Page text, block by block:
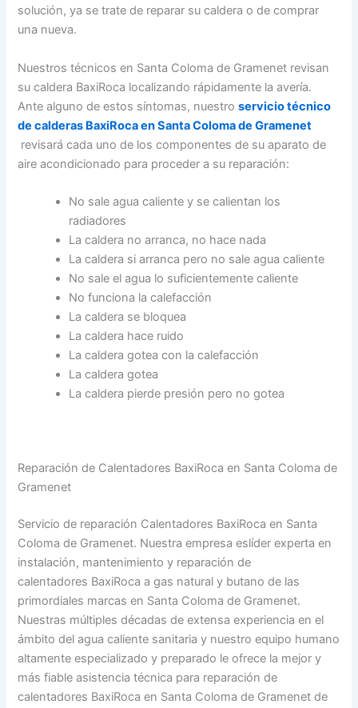
solución, ya se trate de reparar su caldera o de comprar
una nueva.
Nuestros técnicos en Santa Coloma de Gramenet revisan
su caldera BaxiRoca localizando rápidamente la avería.
Ante alguno de estos síntomas, nuestroservicio técnico
de calderas BaxiRoca en Santa Coloma de Gramenet
revisará cada uno de los componentes de su aparato de
aire acondicionado para proceder a su reparación:
No sale agua caliente y se calientan los
radiadores
La caldera no arranca, no hace nada
La caldera si arranca pero no sale agua caliente
No sale el agua lo suficientemente caliente
No funciona la calefacción
La caldera se bloquea
La caldera hace ruido
La caldera gotea con la calefacción
La caldera gotea
La caldera pierde presión pero no gotea
Reparación de Calentadores BaxiRoca en Santa Coloma de
Gramenet
Servicio de reparación Calentadores BaxiRoca en Santa
Coloma de Gramenet. Nuestra empresa eslíder experta en
instalación, mantenimiento y reparación de
calentadores BaxiRoca a gas natural y butano de las
primordiales marcas en Santa Coloma de Gramenet.
Nuestras múltiples décadas de extensa experiencia en el
ámbito del agua caliente sanitaria y nuestro equipo humano
altamente especializado y preparado le ofrece la mejor y
más fiable asistencia técnica para reparación de
calentadores BaxiRoca en Santa Coloma de Gramenet de